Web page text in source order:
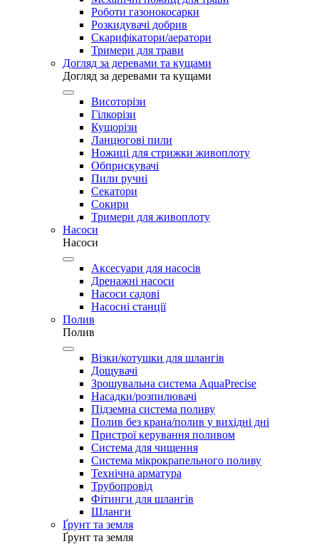
Роботи газонокосарки
Розкидувачі добрив
Скарифікатори/аератори
Тримери для трави
Догляд за деревами та кущами
Догляд за деревами та кущами
Висоторізи
Гілкорізи
Кущорізи
Ланцюгові пили
Ножиці для стрижки живоплоту
Обприскувачі
Пили ручні
Секатори
Сокири
Тримери для живоплоту
Насоси
Насоси
Аксесуари для насосів
Дренажні насоси
Насоси садові
Насосні станції
Полив
Полив
Візки/котушки для шлангів
Дощувачі
Зрошувальна система AquaPrecise
Насадки/розпилювачі
Підземна система поливу
Полив без крана/полив у вихідні дні
Пристрої керування поливом
Система для чищення
Система мікрокрапельного поливу
Технічна арматура
Трубопровід
Фітинги для шлангів
Шланги
Ґрунт та земля
Ґрунт та земля